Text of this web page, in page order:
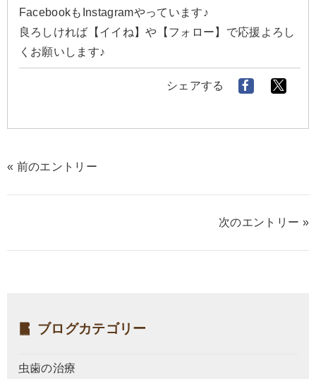
FacebookもInstagramやっています♪
良ろしければ【イイね】や【フォロー】で応援よろし
くお願いします♪
シェアする
« 前のエントリー
次のエントリー »
ブログカテゴリー
虫歯の治療